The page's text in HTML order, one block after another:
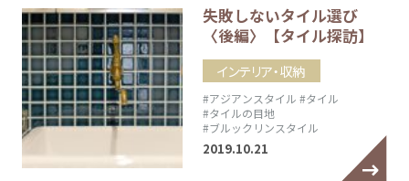
失敗しないタイル選び
〈後編〉【タイル探訪】
インテリア・収納
#アジアンスタイル #タイル
#タイルの目地
#ブルックリンスタイル
2019.10.21